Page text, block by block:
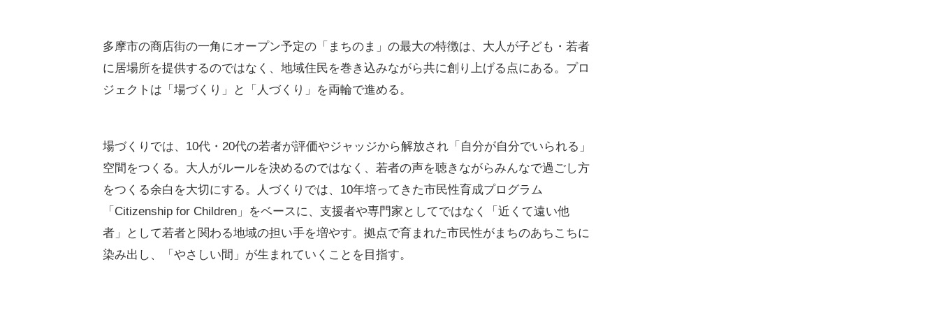
多摩市の商店街の一角にオープン予定の「まちのま」の最大の特徴は、大人が子ども・若者
に居場所を提供するのではなく、地域住民を巻き込みながら共に創り上げる点にある。プロ
ジェクトは「場づくり」と「人づくり」を両輪で進める。
場づくりでは、10代・20代の若者が評価やジャッジから解放され「自分が自分でいられる」
空間をつくる。大人がルールを決めるのではなく、若者の声を聴きながらみんなで過ごし方
をつくる余白を大切にする。人づくりでは、10年培ってきた市民性育成プログラム
「Citizenship for Children」をベースに、支援者や専門家としてではなく「近くて遠い他
者」として若者と関わる地域の担い手を増やす。拠点で育まれた市民性がまちのあちこちに
染み出し、「やさしい間」が生まれていくことを目指す。